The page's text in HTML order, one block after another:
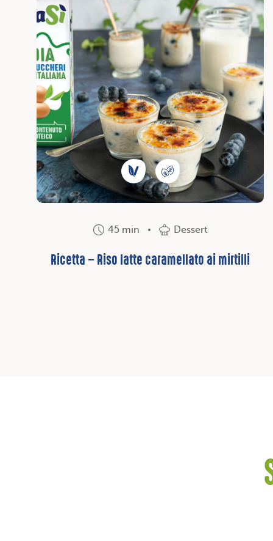
45 min Dessert
Ricetta – Riso latte caramellato ai mirtilli